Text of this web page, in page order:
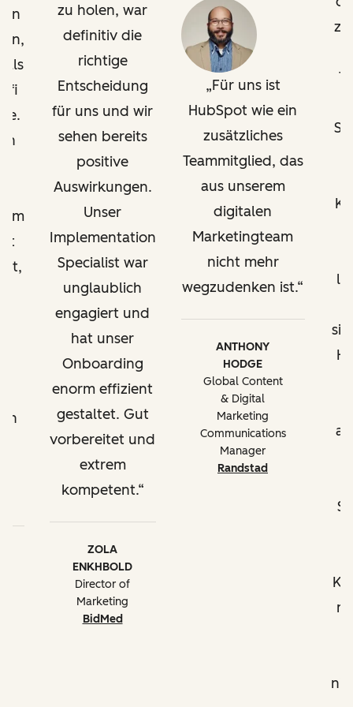
von KPIs und Website-
Performance –
Brand Domain getrennt
Gliederung von Inhalten
Best Practices für die
Verwaltung mehrerer
Unternehmensbereiche in
HubSpot
Erstellung von
Dashboards
Beratung bei der
Implementierung und
Verwendung von nativen
oder
Drittanbieterintegrationen
Operations Hub
Fortgeschrittene Ansätze
für die Nutzung der
als
zu holen, war
definitiv die
richtige
Entscheidung
für uns und wir
sehen bereits
positive
Auswirkungen.
Unser
Implementation
Specialist war
unglaublich
engagiert und
hat unser
Onboarding
enorm effizient
gestaltet. Gut
vorbereitet und
extrem
kompetent.
ZOLA
ENKHBOLD
Director of
Marketing
BidMed
Für uns ist
HubSpot wie ein
zusätzliches
Teammitglied, das
aus unserem
digitalen
Marketingteam
nicht mehr
wegzudenken ist.
ANTHONY
HODGE
Global Content
& Digital
Marketing
Communications
Manager
Randstad
zu